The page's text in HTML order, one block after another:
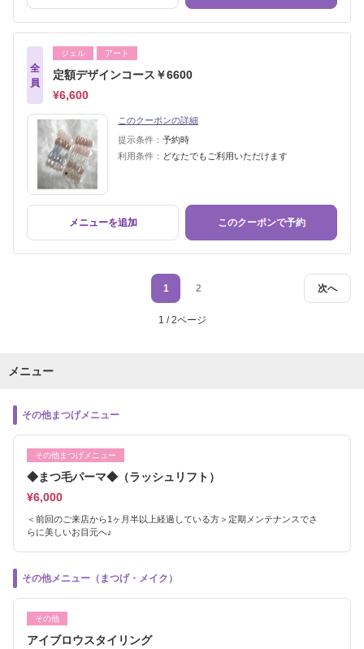
全
員
ジェル アート
定額デザインコース￥6600
¥6,600
このクーポンの詳細
提示条件： 予約時
利用条件： どなたでもご利用いただけます
メニューを追加 このクーポンで予約
次へ
1 2
1 / 2ページ
メニュー
その他まつげメニュー
その他まつげメニュー
◆まつ毛パーマ◆（ラッシュリフト）
¥6,000
＜前回のご来店から1ヶ月半以上経過している方＞定期メンテナンスでさ
らに美しいお目元へ♪
その他メニュー（まつげ・メイク）
その他
アイブロウスタイリング